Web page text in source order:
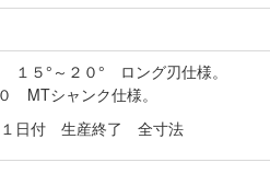
１５°～２０° ロング刃仕様。
MTシャンク仕様。
１日付 生産終了 全寸法